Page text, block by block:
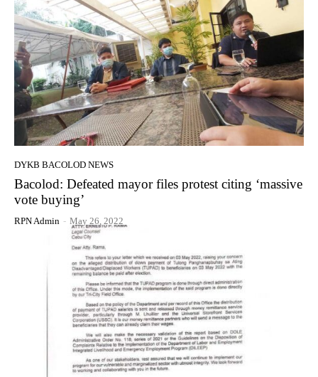
DYKB BACOLOD NEWS
Bacolod: Defeated mayor files protest citing ‘massive
vote buying’
RPN Admin - May 26, 2022